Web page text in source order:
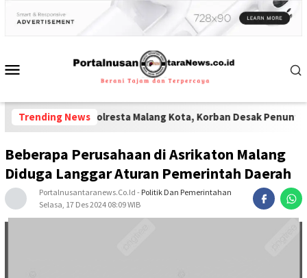
Trending News
Polresta Malang Kota, Korban Desak Penuntasan Kode
Beberapa Perusahaan di Asrikaton Malang
Diduga Langgar Aturan Pemerintah Daerah
Portalnusantaranews.co.id - Politik Dan Pemerintahan
Selasa, 17 Des 2024 08:09 WIB